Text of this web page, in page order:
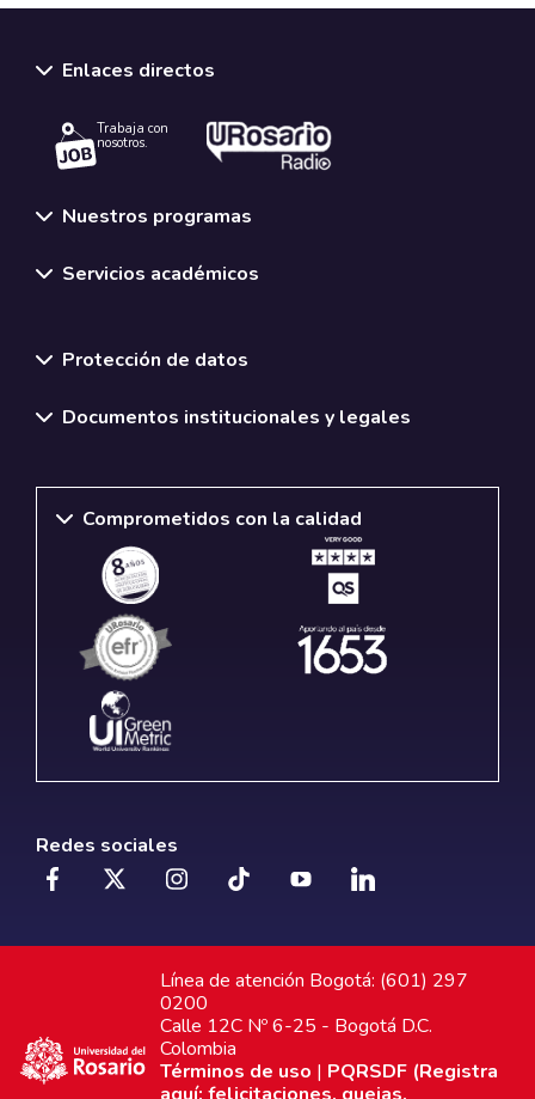
Enlaces directos
Trabaja con
nosotros.
Nuestros programas
Servicios académicos
Protección de datos
Documentos institucionales y legales
Comprometidos con la calidad
Redes sociales
Línea de atención Bogotá: (601) 297
0200
Calle 12C Nº 6-25 - Bogotá D.C.
Colombia
Términos de uso | PQRSDF (Registra